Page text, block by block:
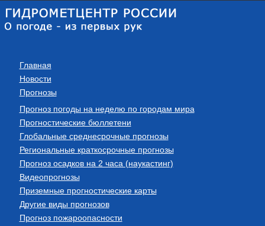
Главная
Новости
Прогнозы
Прогноз погоды на неделю по городам мира
Прогностические бюллетени
Глобальные среднесрочные прогнозы
Региональные краткосрочные прогнозы
Прогноз осадков на 2 часа (наукастинг)
Видеопрогнозы
Приземные прогностические карты
Другие виды прогнозов
Прогноз пожароопасности